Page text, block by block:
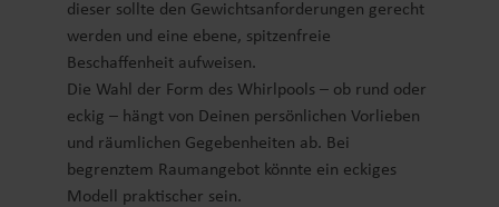
dieser sollte den Gewichtsanforderungen gerecht
werden und eine ebene, spitzenfreie
Beschaffenheit aufweisen.
Die Wahl der Form des Whirlpools – ob rund oder
eckig – hängt von Deinen persönlichen Vorlieben
und räumlichen Gegebenheiten ab. Bei
begrenztem Raumangebot könnte ein eckiges
Modell praktischer sein.